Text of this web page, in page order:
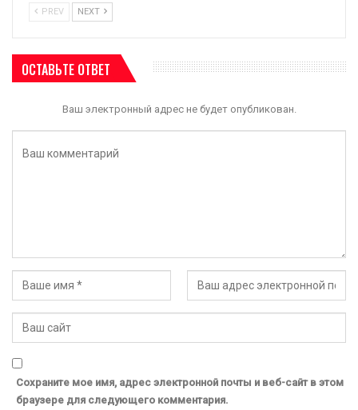
PREV NEXT
ОСТАВЬТЕ ОТВЕТ
Ваш электронный адрес не будет опубликован.
Сохраните мое имя, адрес электронной почты и веб-сайт в этом
браузере для следующего комментария.